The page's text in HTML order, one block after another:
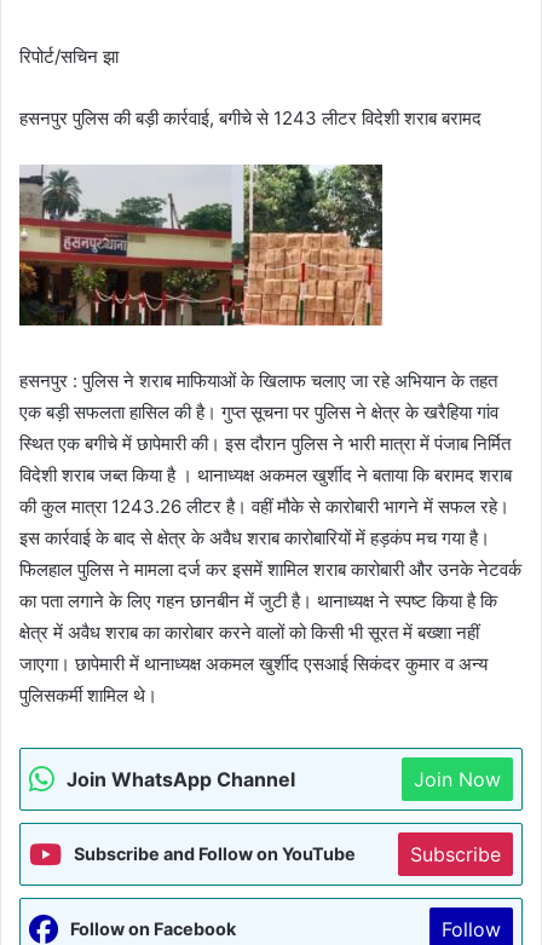
रिपोर्ट/सचिन झा
हसनपुर पुलिस की बड़ी कार्रवाई, बगीचे से 1243 लीटर विदेशी शराब बरामद
हसनपुर : पुलिस ने शराब माफियाओं के खिलाफ चलाए जा रहे अभियान के तहत
एक बड़ी सफलता हासिल की है। गुप्त सूचना पर पुलिस ने क्षेत्र के खरैहिया गांव
स्थित एक बगीचे में छापेमारी की। इस दौरान पुलिस ने भारी मात्रा में पंजाब निर्मित
विदेशी शराब जब्त किया है । थानाध्यक्ष अकमल खुर्शीद ने बताया कि बरामद शराब
की कुल मात्रा 1243.26 लीटर है। वहीं मौके से कारोबारी भागने में सफल रहे।
इस कार्रवाई के बाद से क्षेत्र के अवैध शराब कारोबारियों में हड़कंप मच गया है।
फिलहाल पुलिस ने मामला दर्ज कर इसमें शामिल शराब कारोबारी और उनके नेटवर्क
का पता लगाने के लिए गहन छानबीन में जुटी है। थानाध्यक्ष ने स्पष्ट किया है कि
क्षेत्र में अवैध शराब का कारोबार करने वालों को किसी भी सूरत में बख्शा नहीं
जाएगा। छापेमारी में थानाध्यक्ष अकमल खुर्शीद एसआई सिकंदर कुमार व अन्य
पुलिसकर्मी शामिल थे।
Join WhatsApp Channel Join Now
Subscribe and Follow on YouTube Subscribe
Follow on Facebook Follow